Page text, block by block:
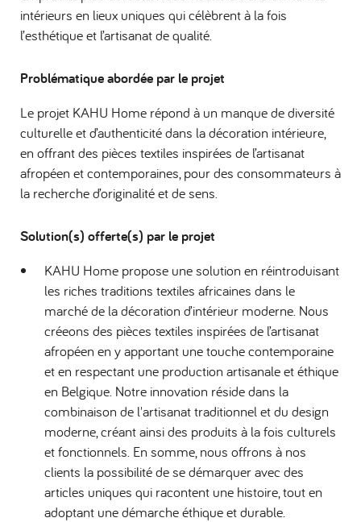
intérieurs en lieux uniques qui célèbrent à la fois
l’esthétique et l’artisanat de qualité.
Problématique abordée par le projet
Le projet KAHU Home répond à un manque de diversité
culturelle et d’authenticité dans la décoration intérieure,
en offrant des pièces textiles inspirées de l’artisanat
afropéen et contemporaines, pour des consommateurs à
la recherche d’originalité et de sens.
Solution(s) offerte(s) par le projet
KAHU Home propose une solution en réintroduisant
les riches traditions textiles africaines dans le
marché de la décoration d’intérieur moderne. Nous
créeons des pièces textiles inspirées de l’artisanat
afropéen en y apportant une touche contemporaine
et en respectant une production artisanale et éthique
en Belgique. Notre innovation réside dans la
combinaison de l'artisanat traditionnel et du design
moderne, créant ainsi des produits à la fois culturels
et fonctionnels. En somme, nous offrons à nos
clients la possibilité de se démarquer avec des
articles uniques qui racontent une histoire, tout en
adoptant une démarche éthique et durable.